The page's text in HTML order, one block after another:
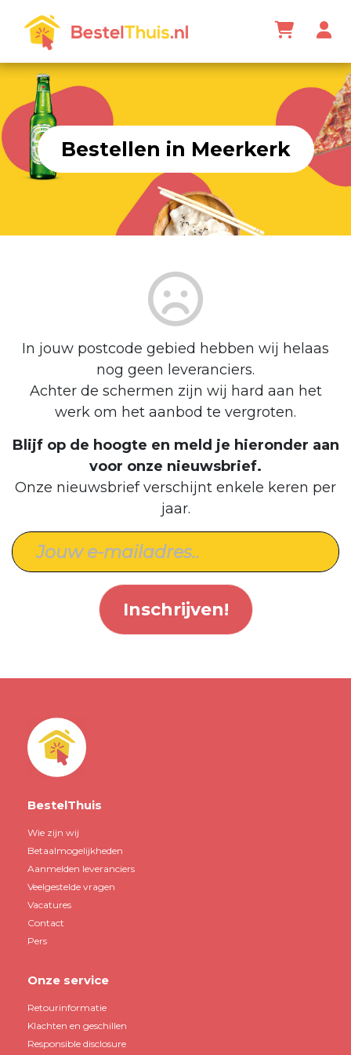
Bestellen in Meerkerk
In jouw postcode gebied hebben wij helaas
nog geen leveranciers.
Achter de schermen zijn wij hard aan het
werk om het aanbod te vergroten.
Blijf op de hoogte en meld je hieronder aan
voor onze nieuwsbrief.
Onze nieuwsbrief verschijnt enkele keren per
jaar.
Inschrijven!
BestelThuis
Wie zijn wij
Betaalmogelijkheden
Aanmelden leveranciers
Veelgestelde vragen
Vacatures
Contact
Pers
Onze service
Retourinformatie
Klachten en geschillen
Responsible disclosure